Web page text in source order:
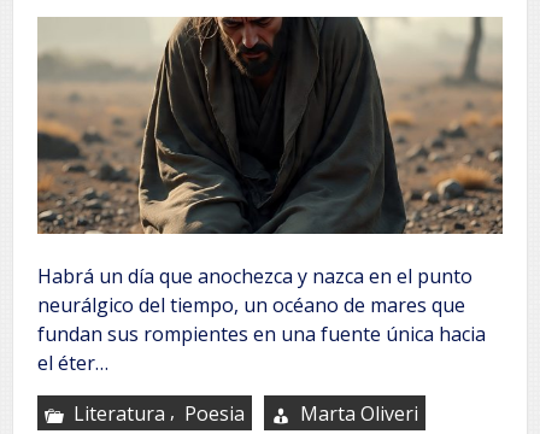
Habrá un día que anochezca y nazca en el punto
neurálgico del tiempo, un océano de mares que
fundan sus rompientes en una fuente única hacia
el éter…
Literatura , Poesia
Marta Oliveri